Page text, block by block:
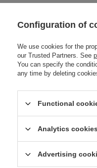
du
Light Bee
2025
pièces
Configuration of
We use cookies for the
our Trusted Partners. See
You can specify the
any time by deleting
Functional
Analytics cookies
Advertising